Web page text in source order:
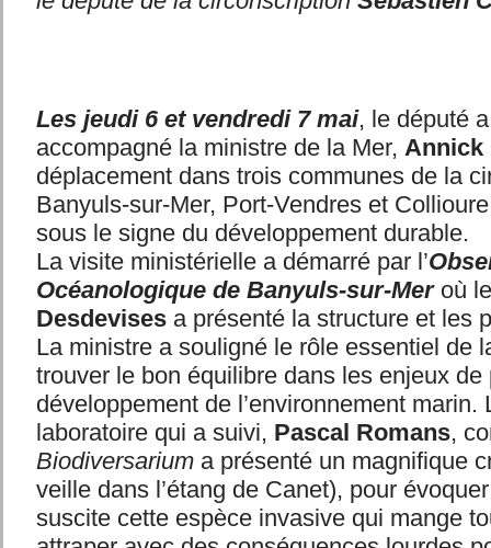
Les jeudi 6 et vendredi 7 mai, le député
accompagné la ministre de la Mer, Annick
déplacement dans trois communes de la
Banyuls-sur-Mer, Port-Vendres et
sous le signe du développement durable.
La visite ministérielle a démarré par l’
Océanologique de Banyuls-sur-Mer où
Desdevisesa présenté la structure et les
La ministre a souligné le rôle essentiel de
trouver le bon équilibre dans les enjeux de
développement de l’environnement marin.
laboratoire qui a suivi, Pascal Romans,
Biodiversariuma présenté un magnifique
veille dans l’étang de Canet), pour
suscite cette espèce invasive qui mange